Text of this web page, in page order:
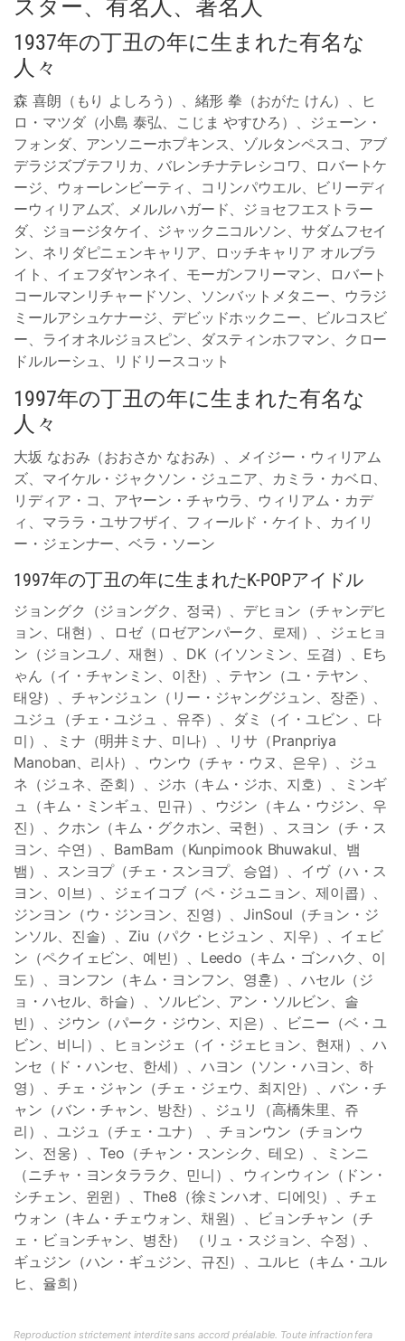
スター、有名人、著名人
1937年の丁丑の年に生まれた有名な
人々
森 喜朗（もり よしろう）、緒形 拳（おがた けん）、ヒ
ロ・マツダ（小島 泰弘、こじま やすひろ）、ジェーン・
フォンダ、アンソニーホプキンス、ゾルタンペスコ、アブ
デラジズブテフリカ、バレンチナテレシコワ、ロバートケ
ージ、ウォーレンビーティ、コリンパウエル、ビリーディ
ーウィリアムズ、メルルハガード、ジョセフエストラー
ダ、ジョージタケイ、ジャックニコルソン、サダムフセイ
ン、ネリダピニェンキャリア、ロッチキャリア オルブラ
イト、イェフダヤンネイ、モーガンフリーマン、ロバート
コールマンリチャードソン、ソンバットメタニー、ウラジ
ミールアシュケナージ、デビッドホックニー、ビルコスビ
ー、ライオネルジョスピン、ダスティンホフマン、クロー
ドルルーシュ、リドリースコット
1997年の丁丑の年に生まれた有名な
人々
大坂 なおみ（おおさか なおみ）、メイジー・ウィリアム
ズ、マイケル・ジャクソン・ジュニア、カミラ・カベロ、
リディア・コ、アヤーン・チャウラ、ウィリアム・カデ
ィ、マララ・ユサフザイ、フィールド・ケイト、カイリ
ー・ジェンナー、ベラ・ソーン
1997年の丁丑の年に生まれたK-POPアイドル
ジョングク（ジョングク、정국）、デヒョン（チャンデヒ
ョン、대현）、ロゼ（ロゼアンパーク、로제）、ジェヒョ
ン（ジョンユノ、재현）、DK（イソンミン、도겸）、Eち
ゃん（イ・チャンミン、이찬）、テヤン（ユ・テヤン 、
태양）、チャンジュン（リー・ジャングジュン、장준）、
ユジュ（チェ・ユジュ 、유주）、ダミ（イ・ユビン 、다
미）、ミナ（明井ミナ、미나）、リサ（Pranpriya
Manoban、리사）、ウンウ（チャ・ウヌ、은우）、ジュ
ネ（ジュネ、준회）、ジホ（キム・ジホ、지호）、ミンギ
ュ（キム・ミンギュ、민규）、ウジン（キム・ウジン、우
진）、クホン（キム・グクホン、국헌）、スヨン（チ・ス
ヨン、수연）、BamBam（Kunpimook Bhuwakul、뱀
뱀）、スンヨプ（チェ・スンヨプ、승엽）、イヴ（ハ・ス
ヨン、이브）、ジェイコブ（ペ・ジュニョン、제이콥）、
ジンヨン（ウ・ジンヨン、진영）、JinSoul（チョン・ジ
ンソル、진솔）、Ziu（パク・ヒジュン 、지우）、イェビ
ン（ペクイェビン、예빈）、Leedo（キム・ゴンハク、이
도）、ヨンフン（キム・ヨンフン、영훈）、ハセル（ジ
ョ・ハセル、하슬）、ソルビン、アン・ソルビン、솔
빈）、ジウン（パーク・ジウン、지은）、ビニー（ベ・ユ
ビン、비니）、ヒョンジェ（イ・ジェヒョン、현재）、ハ
ンセ（ド・ハンセ、한세）、ハヨン（ソン・ハヨン、하
영）、チェ・ジャン（チェ・ジェウ、최지안）、バン・チ
ャン（バン・チャン、방찬）、ジュリ（高橋朱里、쥬
리）、ユジュ（チェ・ユナ） 、チョンウン（チョンウ
ン、전웅）、Teo（チャン・スンシク、테오）、ミンニ
（ニチャ・ヨンタララク、민니）、ウィンウィン（ドン・
シチェン、윈윈）、The8（徐ミンハオ、디에잇）、チェ
ウォン（キム・チェウォン、채원）、ビョンチャン（チ
ェ・ビョンチャン、병찬） （リュ・スジョン、수정）、
ギュジン（ハン・ギュジン、규진）、ユルヒ（キム・ユル
ヒ、율희）
Reproduction strictement interdite sans accord préalable. Toute infraction fera